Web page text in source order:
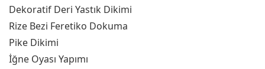
Dekoratif Deri Yastık Dikimi
Rize Bezi Feretiko Dokuma
Pike Dikimi
İğne Oyası Yapımı